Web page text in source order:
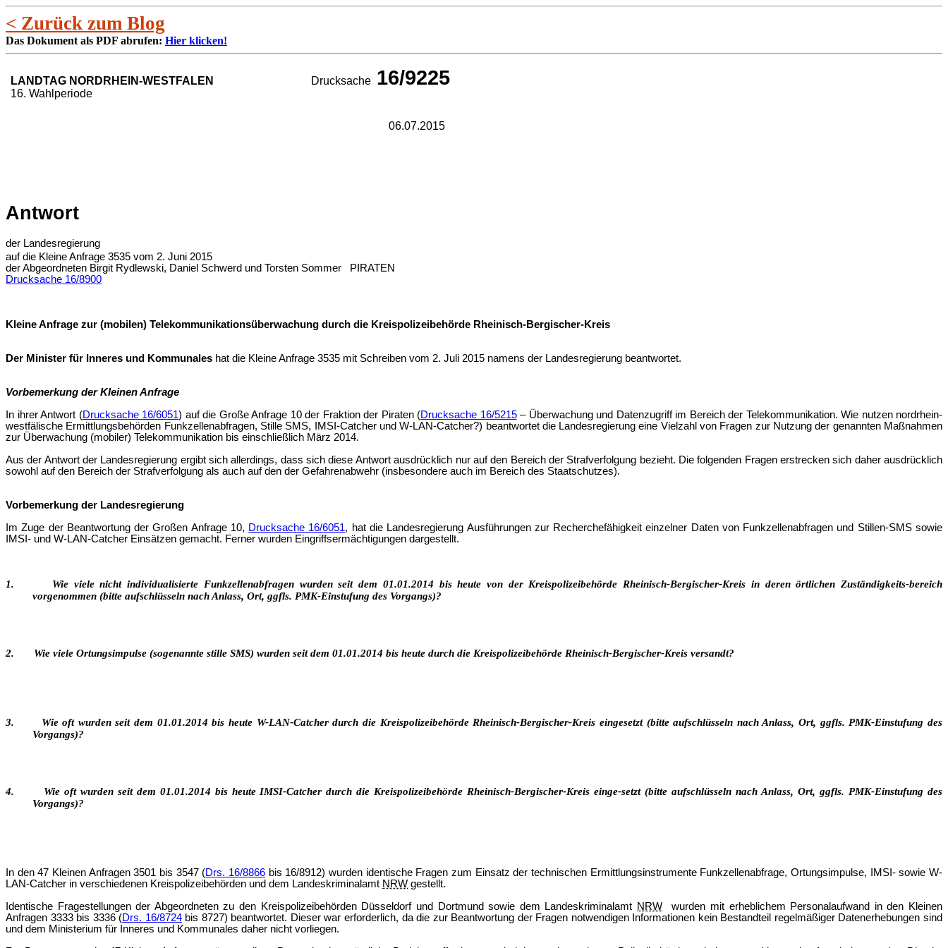
< Zurück zum Blog
Das Dokument als PDF abrufen: Hier klicken!
LANDTAG NORDRHEIN-WESTFALEN
16. Wahlperiode
Drucksache 16/9225
06.07.2015
Antwort
der Landesregierung
auf die Kleine Anfrage 3535 vom 2. Juni 2015
der Abgeordneten Birgit Rydlewski, Daniel Schwerd und Torsten Sommer PIRATEN
Drucksache 16/8900
Kleine Anfrage zur (mobilen) Telekommunikationsüberwachung durch die Kreispolizeibehörde Rheinisch-Bergischer-Kreis
Der Minister für Inneres und Kommunales hat die Kleine Anfrage 3535 mit Schreiben vom 2. Juli 2015 namens der Landesregierung beantwortet.
Vorbemerkung der Kleinen Anfrage
In ihrer Antwort (Drucksache 16/6051) auf die Große Anfrage 10 der Fraktion der Piraten (Drucksache 16/5215– Überwachung und Datenzugriff im Bereich der Telekommunikation. Wie nutzen nordrhein-
westfälische Ermittlungsbehörden Funkzellenabfragen, Stille SMS, IMSI-Catcher und W-LAN-Catcher?) beantwortet die Landesregierung eine Vielzahl von Fragen zur Nutzung der genannten Maßnahmen
zur Überwachung (mobiler) Telekommunikation bis einschließlich März 2014.
Aus der Antwort der Landesregierung ergibt sich allerdings, dass sich diese Antwort ausdrücklich nur auf den Bereich der Strafverfolgung bezieht. Die folgenden Fragen erstrecken sich daher ausdrücklich
sowohl auf den Bereich der Strafverfolgung als auch auf den der Gefahrenabwehr (insbesondere auch im Bereich des Staatschutzes).
Vorbemerkung der Landesregierung
Im Zuge der Beantwortung der Großen Anfrage 10, Drucksache 16/6051, hat die Landesregierung Ausführungen zur Recherchefähigkeit einzelner Daten von Funkzellenabfragen und Stillen-SMS sowie
IMSI- und W-LAN-Catcher Einsätzen gemacht. Ferner wurden Eingriffsermächtigungen dargestellt.
1. Wie viele nicht individualisierte Funkzellenabfragen wurden seit dem 01.01.2014 bis heute von der Kreispolizeibehörde Rheinisch-Bergischer-Kreis in deren örtlichen Zuständigkeits-bereich
vorgenommen (bitte aufschlüsseln nach Anlass, Ort, ggfls. PMK-Einstufung des Vorgangs)?
2. Wie viele Ortungsimpulse (sogenannte stille SMS) wurden seit dem 01.01.2014 bis heute durch die Kreispolizeibehörde Rheinisch-Bergischer-Kreis versandt?
3. Wie oft wurden seit dem 01.01.2014 bis heute W-LAN-Catcher durch die Kreispolizeibehörde Rheinisch-Bergischer-Kreis eingesetzt (bitte aufschlüsseln nach Anlass, Ort, ggfls. PMK-Einstufung des
Vorgangs)?
4. Wie oft wurden seit dem 01.01.2014 bis heute IMSI-Catcher durch die Kreispolizeibehörde Rheinisch-Bergischer-Kreis einge-setzt (bitte aufschlüsseln nach Anlass, Ort, ggfls. PMK-Einstufung des
Vorgangs)?
In den 47 Kleinen Anfragen 3501 bis 3547 (Drs. 16/8866 bis 16/8912) wurden identische Fragen zum Einsatz der technischen Ermittlungsinstrumente Funkzellenabfrage, Ortungsimpulse, IMSI- sowie W-
LAN-Catcher in verschiedenen Kreispolizeibehörden und dem Landeskriminalamt NRW gestellt.
Identische Fragestellungen der Abgeordneten zu den Kreispolizeibehörden Düsseldorf und Dortmund sowie dem Landeskriminalamt NRW wurden mit erheblichem Personalaufwand in den Kleinen
Anfragen 3333 bis 3336 (Drs. 16/8724bis 8727) beantwortet. Dieser war erforderlich, da die zur Beantwortung der Fragen notwendigen Informationen kein Bestandteil regelmäßiger Datenerhebungen sind
und dem Ministerium für Inneres und Kommunales daher nicht vorliegen.